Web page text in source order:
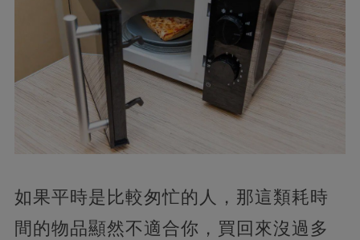
如果平時是比較匆忙的人，那這類耗時
間的物品顯然不適合你，買回來沒過多